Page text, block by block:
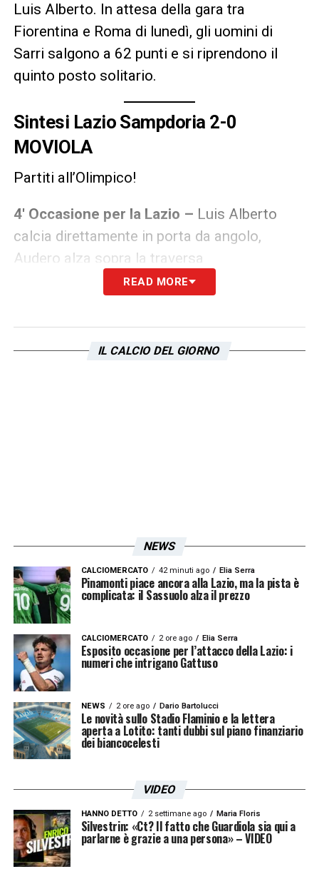
Luis Alberto. In attesa della gara tra
Fiorentina e Roma di lunedì, gli uomini di
Sarri salgono a 62 punti e si riprendono il
quinto posto solitario.
Sintesi Lazio Sampdoria 2-0
MOVIOLA
Partiti all’Olimpico!
4′ Occasione per la Lazio – Luis Alberto
calcia direttamente in porta da angolo,
Audero alza sopra la traversa
6′ – Milinkovic pesca Immobile in area,
12′ – Ritmo alto in questo inizio. Luis
21′ – OCCASIONE PER LA SAMP!Thorsby
sfiora la traversa con un bel tiro su cross di
Caputo dalla destra
22′ – ALTRA OCCASIONE PER LA SAMP! –
Strakosha disinnesca un bel tiro al volo di
Rincon in area
23′ – OCCASIONE PER LA LAZIO! –
Contropiede ben condotto da Felipe
28′ – Milinkovic calcia dal limite, Audero
blocca senza problemi
READ MORE
IL CALCIO DEL GIORNO
NEWS
CALCIOMERCATO 42 minuti ago Elia Serra
Pinamonti piace ancora alla Lazio, ma la pista è
complicata: il Sassuolo alza il prezzo
CALCIOMERCATO 2 ore ago Elia Serra
Esposito occasione per l’attacco della Lazio: i
numeri che intrigano Gattuso
NEWS 2 ore ago Dario Bartolucci
Le novità sullo Stadio Flaminio e la lettera
aperta a Lotito: tanti dubbi sul piano finanziario
dei biancocelesti
VIDEO
HANNO DETTO 2 settimane ago Maria Floris
Silvestrin: «Ct? Il fatto che Guardiola sia qui a
parlarne è grazie a una persona» – VIDEO